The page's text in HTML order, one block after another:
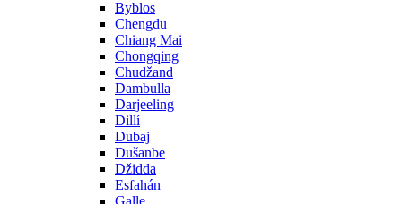
Byblos
Chengdu
Chiang Mai
Chongqing
Chudžand
Dambulla
Darjeeling
Dillí
Dubaj
Dušanbe
Džidda
Esfahán
Galle